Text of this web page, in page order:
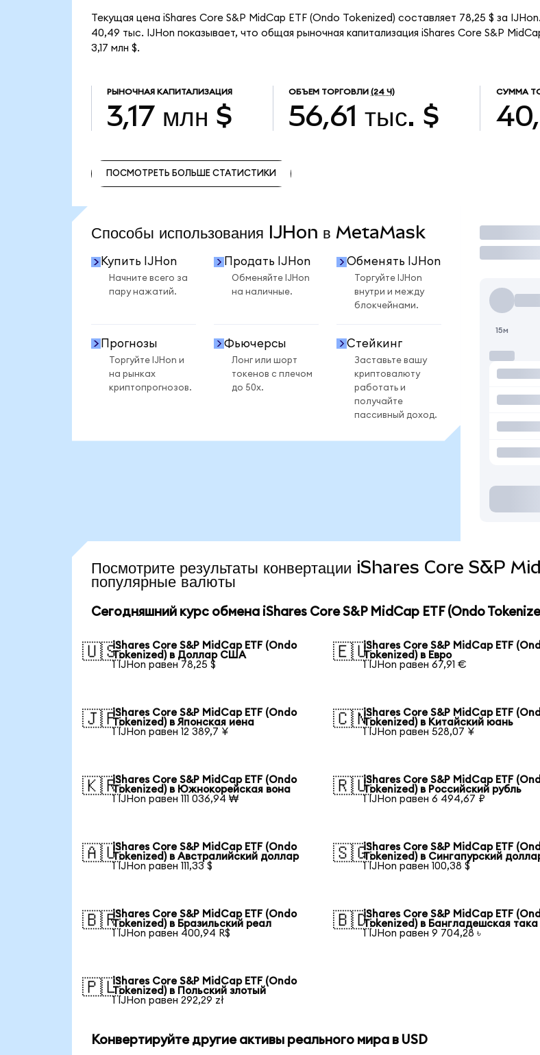
Текущая цена iShares Core S&P MidCap ETF (Ondo Tokenized) составляет 78,25 $ за
40,49 тыс. IJHon показывает, что общая рыночная капитализация iShares Core S&P
3,17 млн $.
РЫНОЧНАЯ КАПИТАЛИЗАЦИЯ
3,17 млн $
ОБЪЕМ ТОРГОВЛИ (24 Ч)
56,61 тыс. $
СУММА
ПОСМОТРЕТЬ БОЛЬШЕ СТАТИСТИКИ
Способы использования IJHon в MetaMask
Купить IJHon
Начните всего за
пару нажатий.
Продать IJHon
Обменяйте IJHon
на наличные.
Обменять IJHon
Торгуйте IJHon
внутри и между
блокчейнами.
Прогнозы
Торгуйте IJHon и
на рынках
криптопрогнозов.
Фьючерсы
Лонг или шорт
токенов с плечом
до 50x.
Стейкинг
Заставьте вашу
криптовалюту
работать и
получайте
пассивный доход.
15м
Посмотрите результаты конвертации iShares Core S&P
популярные валюты
Сегодняшний курс обмена iShares Core S&P MidCap ETF (Ondo
🇺🇸iShares Core S&P MidCap ETF (Ondo
Tokenized) в Доллар США
1 IJHon равен 78,25 $
🇪🇺iShares Core S&P MidCap ETF
Tokenized) в Евро
1 IJHon равен 67,91 €
🇯🇵iShares Core S&P MidCap ETF (Ondo
Tokenized) в Японская иена
1 IJHon равен 12 389,7 ¥
🇨🇳iShares Core S&P MidCap ETF
Tokenized) в Китайский юань
1 IJHon равен 528,07 ¥
🇰🇷iShares Core S&P MidCap ETF (Ondo
Tokenized) в Южнокорейская вона
1 IJHon равен 111 036,94 ₩
🇷🇺iShares Core S&P MidCap ETF
Tokenized) в Российский рубль
1 IJHon равен 6 494,67 ₽
🇦🇺iShares Core S&P MidCap ETF (Ondo
Tokenized) в Австралийский доллар
1 IJHon равен 111,33 $
🇸🇬iShares Core S&P MidCap ETF
Tokenized) в Сингапурский
1 IJHon равен 100,38 $
🇧🇷iShares Core S&P MidCap ETF (Ondo
Tokenized) в Бразильский реал
1 IJHon равен 400,94 R$
🇧🇩iShares Core S&P MidCap ETF
Tokenized) в Бангладешская така
1 IJHon равен 9 704,28 ৳
🇵🇱iShares Core S&P MidCap ETF (Ondo
Tokenized) в Польский злотый
1 IJHon равен 292,29 zł
Конвертируйте другие активы реального мира в USD